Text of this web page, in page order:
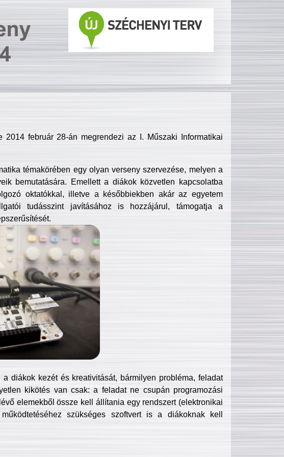
2014 február 28-án megrendezi az I. Műszaki Informatikai
témakörében egy olyan verseny szervezése, melyen a
bemutatására. Emellett a diákok közvetlen kapcsolatba
oktatókkal, illetve a későbbiekben akár az egyetem
tudásszint javításához is hozzájárul, támogatja a
diákok kezét és kreativitását, bármilyen probléma, feladat
kikötés van csak: a feladat ne csupán programozási
elemekből össze kell állítania egy rendszert (elektronikai
szükséges szoftvert is a diákoknak kell